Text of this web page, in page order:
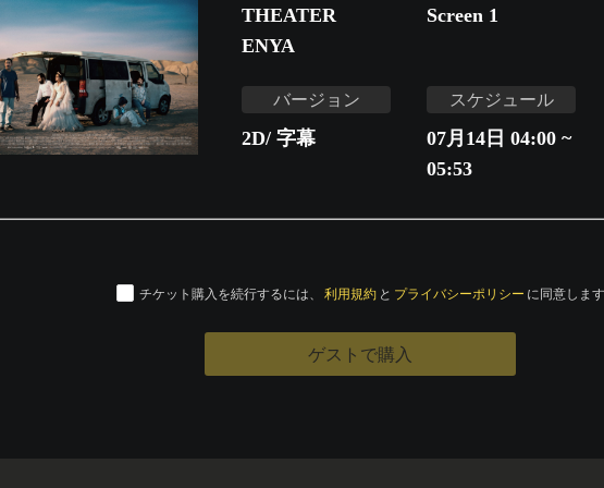
THEATER
ENYA
Screen 1
バージョン
2D/ 字幕
スケジュール
07月14日 04:00 ~
05:53
チケット購入を続行するには、 利用規約 と プライバシーポリシー に同意します
ゲストで購入